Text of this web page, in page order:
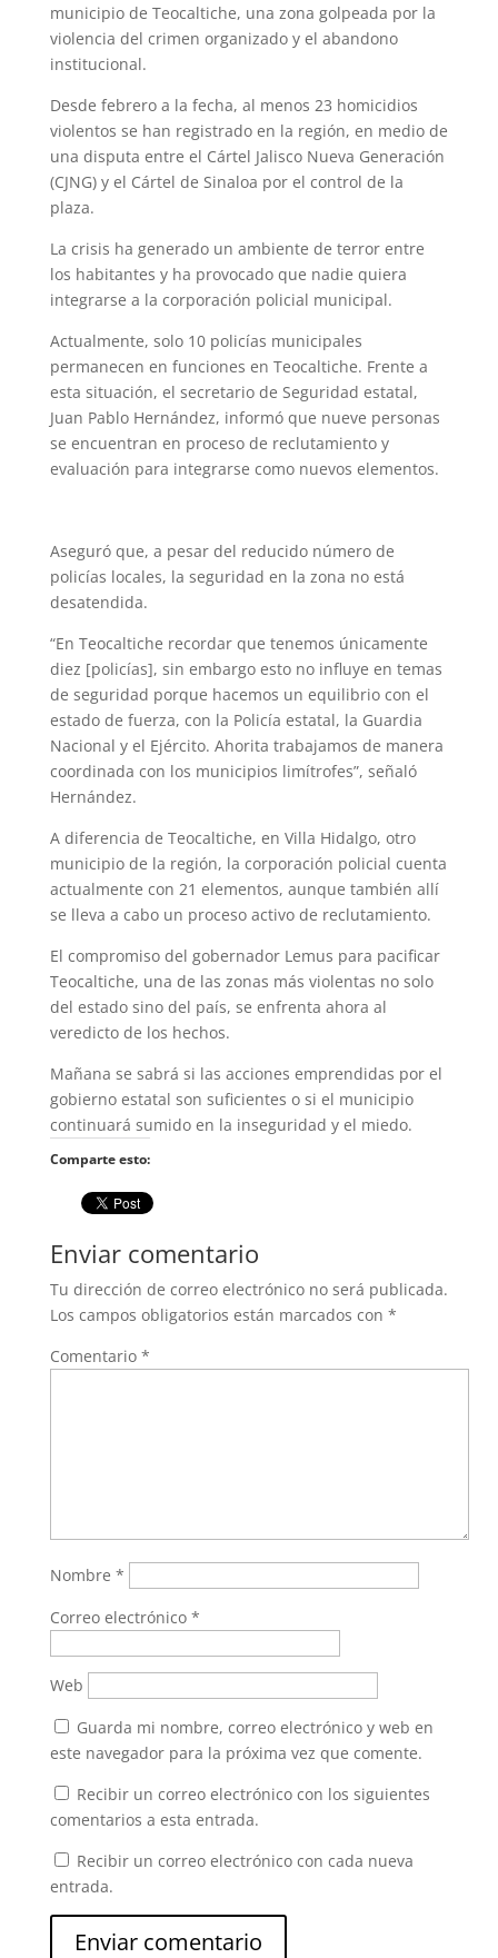
municipio de Teocaltiche, una zona golpeada por la
violencia del crimen organizado y el abandono
institucional.
Desde febrero a la fecha, al menos 23 homicidios
violentos se han registrado en la región, en medio de
una disputa entre el Cártel Jalisco Nueva Generación
(CJNG) y el Cártel de Sinaloa por el control de la
plaza.
La crisis ha generado un ambiente de terror entre
los habitantes y ha provocado que nadie quiera
integrarse a la corporación policial municipal.
Actualmente, solo 10 policías municipales
permanecen en funciones en Teocaltiche. Frente a
esta situación, el secretario de Seguridad estatal,
Juan Pablo Hernández, informó que nueve personas
se encuentran en proceso de reclutamiento y
evaluación para integrarse como nuevos elementos.
Aseguró que, a pesar del reducido número de
policías locales, la seguridad en la zona no está
desatendida.
“En Teocaltiche recordar que tenemos únicamente
diez [policías], sin embargo esto no influye en temas
de seguridad porque hacemos un equilibrio con el
estado de fuerza, con la Policía estatal, la Guardia
Nacional y el Ejército. Ahorita trabajamos de manera
coordinada con los municipios limítrofes”, señaló
Hernández.
A diferencia de Teocaltiche, en Villa Hidalgo, otro
municipio de la región, la corporación policial cuenta
actualmente con 21 elementos, aunque también allí
se lleva a cabo un proceso activo de reclutamiento.
El compromiso del gobernador Lemus para pacificar
Teocaltiche, una de las zonas más violentas no solo
del estado sino del país, se enfrenta ahora al
veredicto de los hechos.
Mañana se sabrá si las acciones emprendidas por el
gobierno estatal son suficientes o si el municipio
continuará sumido en la inseguridad y el miedo.
Comparte esto:
Enviar comentario
Tu dirección de correo electrónico no será publicada.
Los campos obligatorios están marcados con *
Comentario *
Nombre *
Correo electrónico *
Web
Guarda mi nombre, correo electrónico y web en
este navegador para la próxima vez que comente.
Recibir un correo electrónico con los siguientes
comentarios a esta entrada.
Recibir un correo electrónico con cada nueva
entrada.